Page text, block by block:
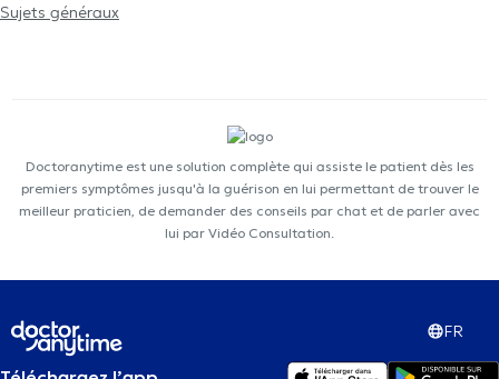
Sujets généraux
Doctoranytime est une solution complète qui assiste le patient dès les
premiers symptômes jusqu'à la guérison en lui permettant de trouver le
meilleur praticien, de demander des conseils par chat et de parler avec
lui par Vidéo Consultation.
FR